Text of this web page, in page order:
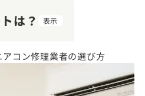
は？ 表示
コン修理業者の選び方